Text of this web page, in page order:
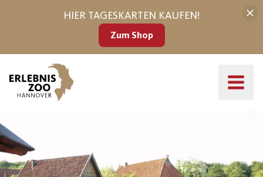
HIER TAGESKARTEN KAUFEN!
Zum Shop